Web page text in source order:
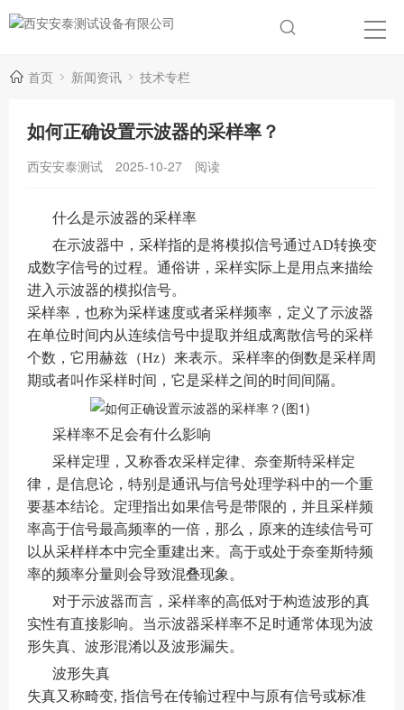
首页 新闻资讯 技术专栏
如何正确设置示波器的采样率？
西安安泰测试 2025-10-27 阅读
什么是示波器的采样率
在示波器中，采样指的是将模拟信号通过AD转换变
成数字信号的过程。通俗讲，采样实际上是用点来描绘
进入示波器的模拟信号。
采样率，也称为采样速度或者采样频率，定义了示波器
在单位时间内从连续信号中提取并组成离散信号的采样
个数，它用赫兹（Hz）来表示。采样率的倒数是采样周
期或者叫作采样时间，它是采样之间的时间间隔。
采样率不足会有什么影响
采样定理，又称香农采样定律、奈奎斯特采样定
律，是信息论，特别是通讯与信号处理学科中的一个重
要基本结论。定理指出如果信号是带限的，并且采样频
率高于信号最高频率的一倍，那么，原来的连续信号可
以从采样样本中完全重建出来。高于或处于奈奎斯特频
率的频率分量则会导致混叠现象。
对于示波器而言，采样率的高低对于构造波形的真
实性有直接影响。当示波器采样率不足时通常体现为波
形失真、波形混淆以及波形漏失。
波形失真
失真又称畸变, 指信号在传输过程中与原有信号或标准